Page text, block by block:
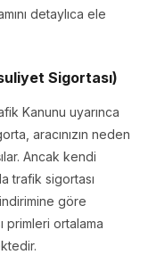
detaylıca ele
Sigortası)
Kanunu uyarınca
aracınızın neden
Ancak kendi
trafik sigortası
göre
primleri ortalama